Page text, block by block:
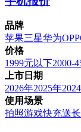
品牌
苹果三星华为
价格
1999元以下2000-
上市日期
2026年2025年
使用场景
拍照游戏快充送